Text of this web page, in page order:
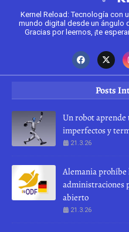
Kernel Reload: Tecnología con
mundo digital desde un ángulo
Gracias por leernos, ¡te
Posts
Un robot
imperfectos y
21.3.26
Alemania prohíbe
administraciones
abierto
21.3.26